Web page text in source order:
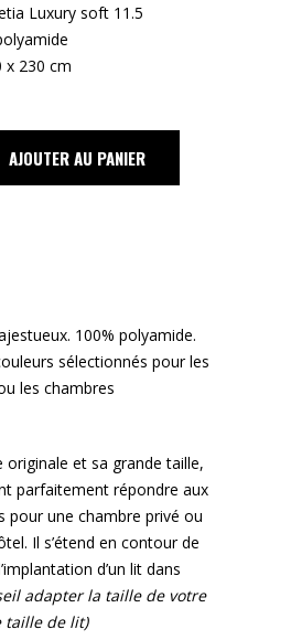
Luxury soft 11.5
x 230 cm
AJOUTER AU PANIER
100% polyamide.
sélectionnés pour les
les chambres
originale et sa grande taille,
parfaitement répondre aux
pour une chambre privé ou
Il s’étend en contour de
d’un lit dans
adapter la taille de votre
taille de lit)